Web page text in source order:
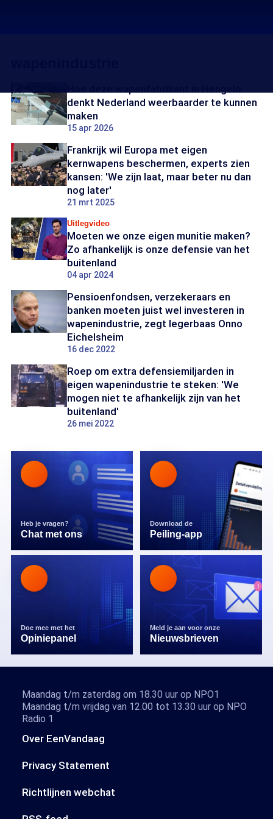
denkt Nederland weerbaarder te kunnen
maken
15 apr 2026
Frankrijk wil Europa met eigen
kernwapens beschermen, experts zien
kansen: 'We zijn laat, maar beter nu dan
nog later'
21 mrt 2025
Uitlegvideo
Moeten we onze eigen munitie maken?
Zo afhankelijk is onze defensie van het
buitenland
04 apr 2024
Pensioenfondsen, verzekeraars en
banken moeten juist wel investeren in
wapenindustrie, zegt legerbaas Onno
Eichelsheim
16 dec 2022
Roep om extra defensiemiljarden in
eigen wapenindustrie te steken: 'We
mogen niet te afhankelijk zijn van het
buitenland'
26 mei 2022
Heb je vragen?
Chat met ons
Download de
Peiling-app
Doe mee met het
Opiniepanel
Meld je aan voor onze
Nieuwsbrieven
Over EenVandaag
Privacy Statement
Richtlijnen webchat
Maandag t/m zaterdag om 18.30 uur op NPO1
Maandag t/m vrijdag van 12.00 tot 13.30 uur op NPO
Radio 1